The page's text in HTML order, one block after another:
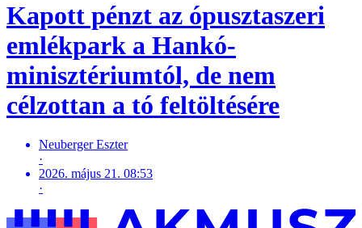
Kapott pénzt az ópusztaszeri
emlékpark a Hankó-
minisztériumtól, de nem
célzottan a tó feltöltésére
Neuberger Eszter
·
2026. május 21. 08:53
·